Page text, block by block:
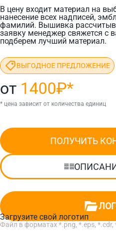
В цену входит материал на
нанесение всех надписей,
фамилий. Вышивка
заявку менеджер свяжется с
подберем лучший материал.
ВЫГОДНОЕ ПРЕДЛОЖЕНИЕ
от 1400₽*
* цена зависит от количества единиц
ПОЛУЧИТЬ
Загрузите свой логотип
Файл в форматах *.png, *.eps, *.cdr,